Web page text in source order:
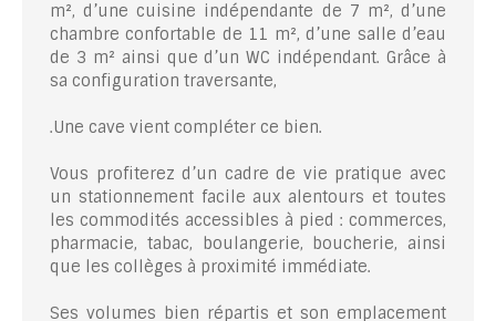
m², d’une cuisine indépendante de 7 m², d’une
chambre confortable de 11 m², d’une salle d’eau
de 3 m² ainsi que d’un WC indépendant. Grâce à
sa configuration traversante,
.Une cave vient compléter ce bien.
Vous profiterez d’un cadre de vie pratique avec
un stationnement facile aux alentours et toutes
les commodités accessibles à pied : commerces,
pharmacie, tabac, boulangerie, boucherie, ainsi
que les collèges à proximité immédiate.
Ses volumes bien répartis et son emplacement